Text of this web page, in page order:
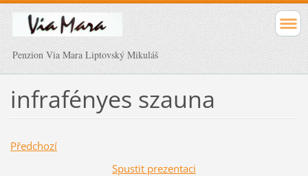
Penzion Via Mara Liptovský Mikuláš
infrafényes szauna
Předchozí
Spustit prezentaci